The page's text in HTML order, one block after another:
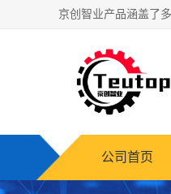
公司首页